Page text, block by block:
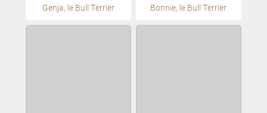
Genja, le Bull Terrier Bonnie, le Bull Terrier